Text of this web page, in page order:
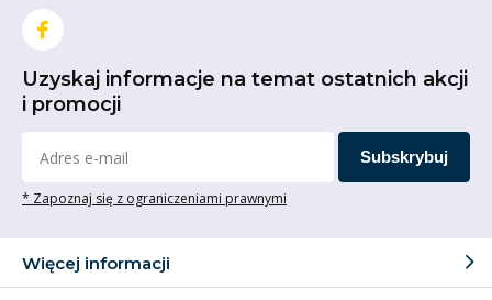
Uzyskaj informacje na temat ostatnich akcji
i promocji
Subskrybuj
* Zapoznaj się z ograniczeniami prawnymi
Więcej informacji